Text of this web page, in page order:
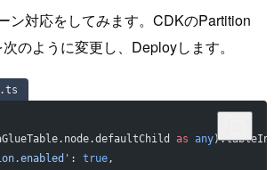
ン対応をしてみます。CDKのPartition
のように変更し、Deployします。
as any
: true,